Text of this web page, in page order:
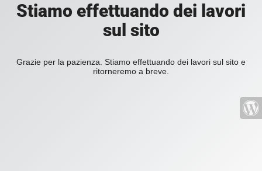
Stiamo effettuando dei lavori
sul sito
Grazie per la pazienza. Stiamo effettuando dei lavori sul sito e
ritorneremo a breve.